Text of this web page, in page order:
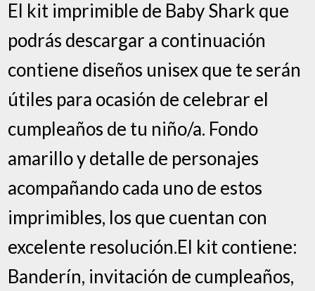
El kit imprimible de Baby Shark que
podrás descargar a continuación
contiene diseños unisex que te serán
útiles para ocasión de celebrar el
cumpleaños de tu niño/a. Fondo
amarillo y detalle de personajes
acompañando cada uno de estos
imprimibles, los que cuentan con
excelente resolución.El kit contiene:
Banderín, invitación de cumpleaños,